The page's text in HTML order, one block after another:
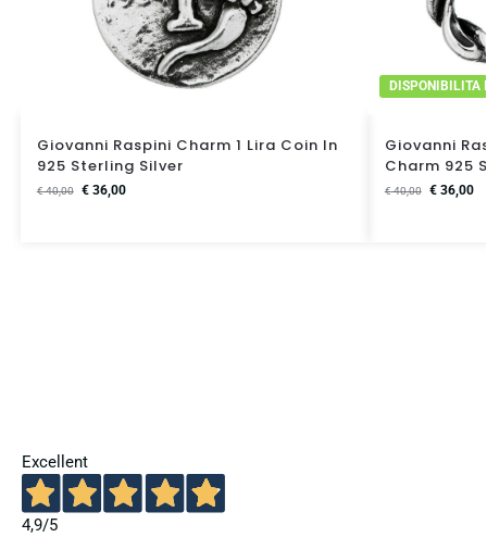
Giovanni Raspini Charm 1 Lira Coin In
925 Sterling Silver
€40,00 €36,00
DISPONIBILITA
Giovanni
Charm 925
€40,00 €36,00
Excellent
4,9/5